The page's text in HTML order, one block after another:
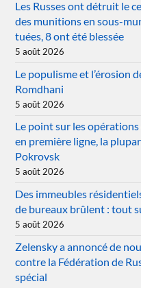
Les Russes ont détruit le
des munitions en sous-
tuées, 8 ont été blessée
5 août 2026
Le populisme et l’érosion
Romdhani
5 août 2026
Le point sur les
en première ligne, la
Pokrovsk
5 août 2026
Des immeubles
de bureaux brûlent : tout
5 août 2026
Zelensky a annoncé de
contre la Fédération de
spécial